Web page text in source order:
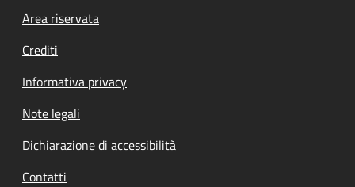
Footer menu
Area riservata
Crediti
Informativa privacy
Note legali
Dichiarazione di accessibilità
Contatti